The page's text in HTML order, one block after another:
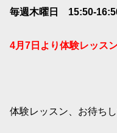
毎週木曜日 15:50-
4月7日より体験レッス
体験レッスン、お待ちし